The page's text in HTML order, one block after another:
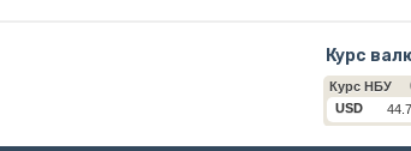
Курс